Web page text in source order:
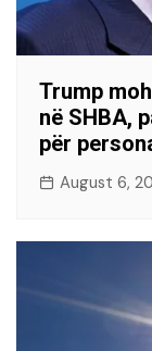
Trump
në SHBA,
për
August 6,